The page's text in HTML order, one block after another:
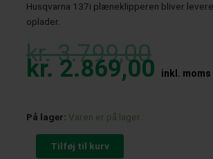
Husqvarna 137i plæneklipperen bliver
oplader.
kr.3.799,00price
was:
kr.
kr. 2.869,00 is:
kr.
inkl. moms
På lager: Varen er på lager.
LC
137i
Plæneklipper
Tilføj til kurv